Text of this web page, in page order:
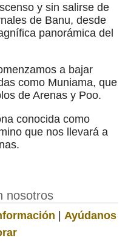
y sin salirse de
de Banu, desde
panorámica del
a bajar
como Muniama, que
de Arenas y Poo.
conocida como
que nos llevará a
nosotros
| Ayúdanos